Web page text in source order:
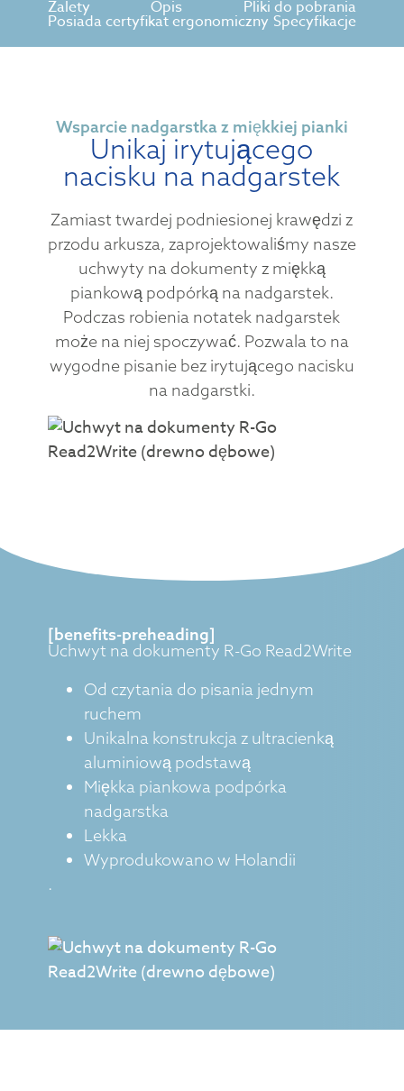
Zalety Opis Pliki do pobrania
Posiada certyfikat ergonomiczny Specyfikacje
Wsparcie nadgarstka z miękkiej pianki
Unikaj irytującego
nacisku na nadgarstek
Zamiast twardej podniesionej krawędzi z
przodu arkusza, zaprojektowaliśmy nasze
uchwyty na dokumenty z miękką
piankową podpórką na nadgarstek.
Podczas robienia notatek nadgarstek
może na niej spoczywać. Pozwala to na
wygodne pisanie bez irytującego nacisku
na nadgarstki.
[benefits-preheading]
Uchwyt na dokumenty R-Go Read2Write
Od czytania do pisania jednym
ruchem
Unikalna konstrukcja z ultracienką
aluminiową podstawą
Miękka piankowa podpórka
nadgarstka
Lekka
Wyprodukowano w Holandii
.